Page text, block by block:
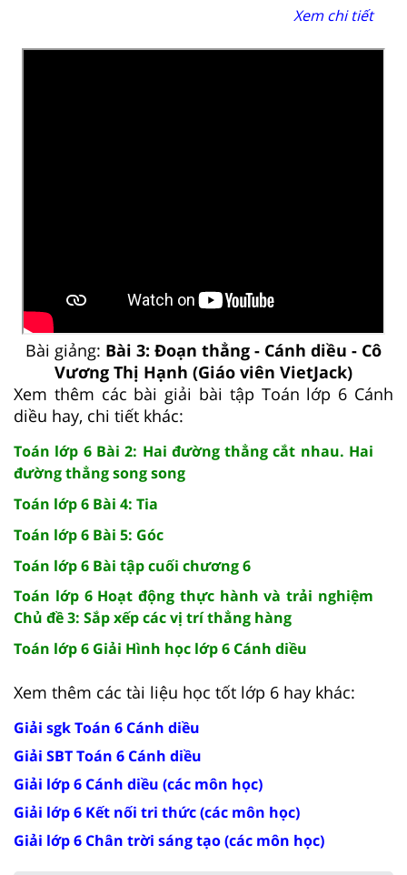
Xem chi tiết
Bài giảng: Bài 3: Đoạn thẳng - Cánh diều - Cô
Vương Thị Hạnh (Giáo viên VietJack)
Xem thêm các bài giải bài tập Toán lớp 6 Cánh
diều hay, chi tiết khác:
Toán lớp 6 Bài 2: Hai đường thẳng cắt nhau. Hai
đường thẳng song song
Toán lớp 6 Bài 4: Tia
Toán lớp 6 Bài 5: Góc
Toán lớp 6 Bài tập cuối chương 6
Toán lớp 6 Hoạt động thực hành và trải nghiệm
Chủ đề 3: Sắp xếp các vị trí thẳng hàng
Toán lớp 6 Giải Hình học lớp 6 Cánh diều
Xem thêm các tài liệu học tốt lớp 6 hay khác:
Giải sgk Toán 6 Cánh diều
Giải SBT Toán 6 Cánh diều
Giải lớp 6 Cánh diều (các môn học)
Giải lớp 6 Kết nối tri thức (các môn học)
Giải lớp 6 Chân trời sáng tạo (các môn học)